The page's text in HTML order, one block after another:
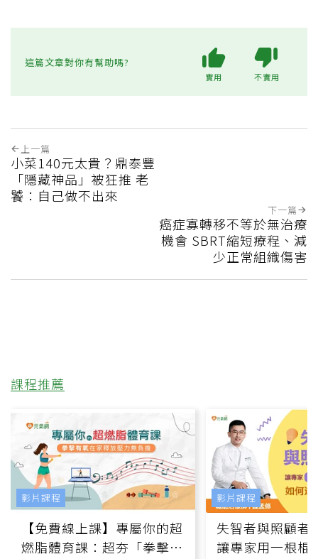
這篇文章對你有幫助嗎?
實用 不實用
上一篇
小菜140元太貴？鼎泰豐
「隱藏神品」被狂推 老
饕：自己做不出來
下一篇
癌症寡轉移不等於無治療
機會 SBRT縮短療程、減
少正常組織傷害
課程推薦
【免費線上課】專屬你的超
燃脂體育課：超夯「拳擊有
影片課程
失智者與照顧者
讓專家用一根棍
影片課程